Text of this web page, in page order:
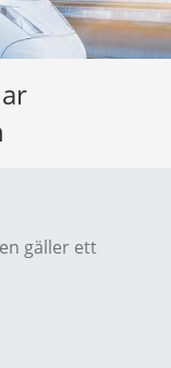
gäller ett